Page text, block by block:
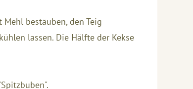
bestäuben, den Teig
lassen. Die Hälfte der Kekse